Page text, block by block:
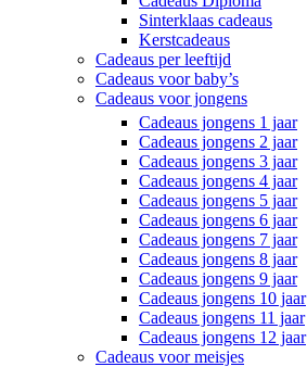
Sinterklaas cadeaus
Kerstcadeaus
Cadeaus per leeftijd
Cadeaus voor baby’s
Cadeaus voor jongens
Cadeaus jongens 1 jaar
Cadeaus jongens 2 jaar
Cadeaus jongens 3 jaar
Cadeaus jongens 4 jaar
Cadeaus jongens 5 jaar
Cadeaus jongens 6 jaar
Cadeaus jongens 7 jaar
Cadeaus jongens 8 jaar
Cadeaus jongens 9 jaar
Cadeaus jongens 10 jaar
Cadeaus jongens 11 jaar
Cadeaus jongens 12 jaar
Cadeaus voor meisjes